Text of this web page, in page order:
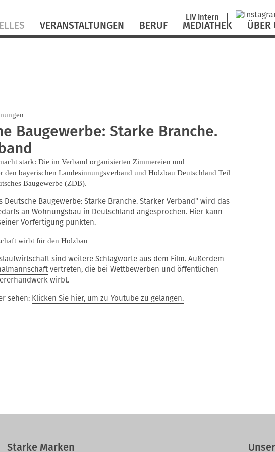
Navigation
überspringen
LIV Intern
VERANSTALTUNGEN BERUF MEDIATHEK ÜBER
Baugewerbe: Starke Branche.
stark: Die im Verband organisierten Zimmereien und
den bayerischen Landesinnungsverband und Holzbau Deutschland Teil
Baugewerbe (ZDB).
Deutsche Baugewerbe: Starke Branche. Starker Verband" wird das
an Wohnungsbau in Deutschland angesprochen. Hier kann
Vorfertigung punkten.
wirbt für den Holzbau
sind weitere Schlagworte aus dem Film. Außerdem
vertreten, die bei Wettbewerben und öffentlichen
wirbt.
sehen: Klicken Sie hier, um zu Youtube zu gelangen.
Starke Marken